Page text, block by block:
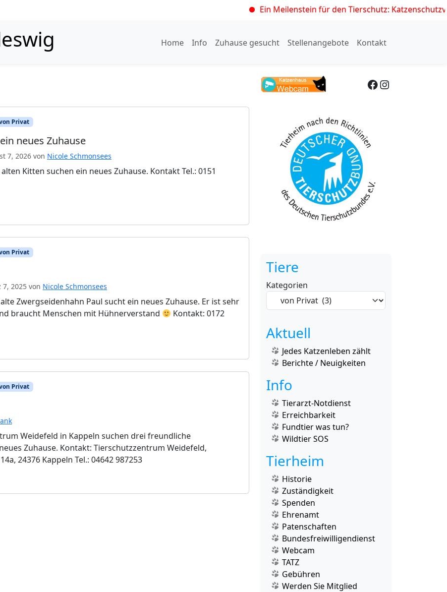
Ein Meilenstein für den Tierschutz:
Home Info Zuhause gesucht Stellenangebote Kontakt
Privat
neues Zuhause
7, 2026 von Nicole Schmonsees
Kitten suchen ein neues Zuhause. Kontakt Tel.: 0151
Privat
7, 2025 von Nicole Schmonsees
Zwergseidenhahn Paul sucht ein neues Zuhause. Er ist sehr
braucht Menschen mit Hühnerverstand
Kontakt: 0172
Privat
Weidefeld in Kappeln suchen drei freundliche
Zuhause. Kontakt: Tierschutzzentrum Weidefeld,
24376 Kappeln Tel.: 04642 987253
Facebook Instagram
Tiere
Kategorien
Aktuell
Jedes Katzenleben zählt
Berichte / Neuigkeiten
Info
Tierarzt-Notdienst
Erreichbarkeit
Fundtier was tun?
Wildtier SOS
Tierheim
Historie
Zuständigkeit
Spenden
Ehrenamt
Patenschaften
Bundesfreiwilligendienst
Webcam
TATZ
Gebühren
Werden Sie Mitglied